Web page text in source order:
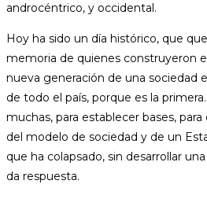
androcéntrico, y occidental.
Hoy ha sido un día histórico, que
memoria de quienes construyeron
nueva generación de una sociedad
de todo el país, porque es la
muchas, para establecer bases, para
del modelo de sociedad y de un
que ha colapsado, sin desarrollar
da respuesta.